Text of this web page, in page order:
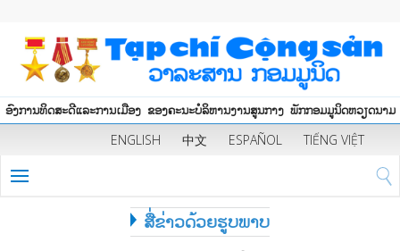
ອົງການທິດສະດີແລະການເມືອງ ຂອງຄະນະບໍລິຫານງານສູນກາງ ພັກກອມມູນິດຫວຽດນາມ
ENGLISH 中文 ESPAÑOL TIẾNG VIỆT
ສື່ຂ່າວດ້ວຍຮູບພາບ